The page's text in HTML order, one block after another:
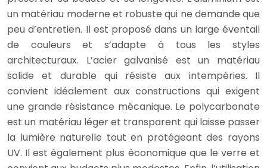
un matériau moderne et robuste qui ne demande que
peu d’entretien. Il est proposé dans un large éventail
de couleurs et s’adapte à tous les styles
architecturaux. L’acier galvanisé est un matériau
solide et durable qui résiste aux intempéries. Il
convient idéalement aux constructions qui exigent
une grande résistance mécanique. Le polycarbonate
est un matériau léger et transparent qui laisse passer
la lumière naturelle tout en protégeant des rayons
UV. Il est également plus économique que le verre et